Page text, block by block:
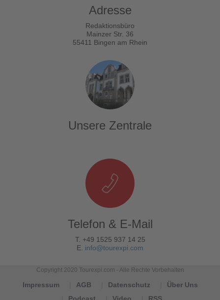
Adresse
Redaktionsbüro
Mainzer Str. 36
55411 Bingen am Rhein
Unsere Zentrale
Telefon & E-Mail
T. +49 1525 937 14 25
E. info@tourexpi.com
Copyright 2020 Tourexpi.com - Alle Rechte Vorbehalten
Impressum AGB Datenschutz
Über Uns
Podcast
Video RSS